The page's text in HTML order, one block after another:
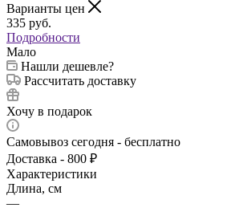
Варианты цен
335 руб.
Подробности
Мало
Нашли дешевле?
Рассчитать доставку
Хочу в подарок
Самовывоз сегодня - бесплатно
Доставка - 800 ₽
Характеристики
Длина, см
—